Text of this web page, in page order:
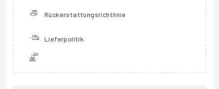
Rückerstattungsrichtlinie
Lieferpolitik